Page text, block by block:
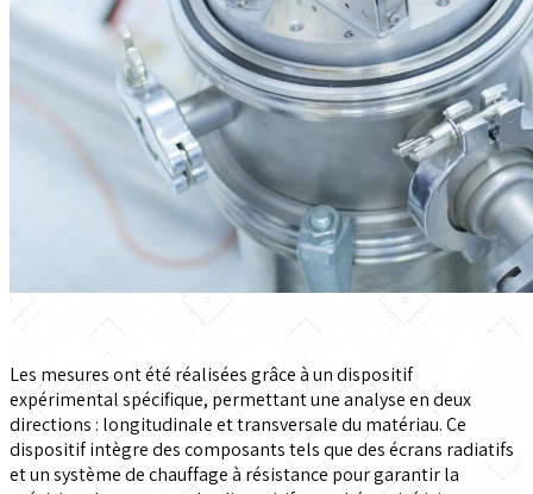
Les mesures ont été réalisées grâce à un dispositif
expérimental spécifique, permettant une analyse en deux
directions : longitudinale et transversale du matériau. Ce
dispositif intègre des composants tels que des écrans radiatifs
et un système de chauffage à résistance pour garantir la